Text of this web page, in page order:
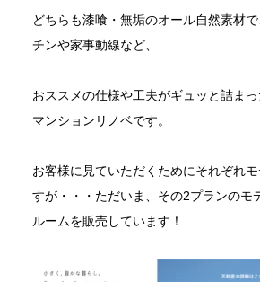
どちらも漆喰・無垢のオール自然素材
チンや家事動線など、
おススメの仕様や工夫がギュッと詰ま
マンションリノベです。
お客様に見ていただくためにそれぞれ
すが・・・ただいま、その2プランのモ
ルームを販売しています！